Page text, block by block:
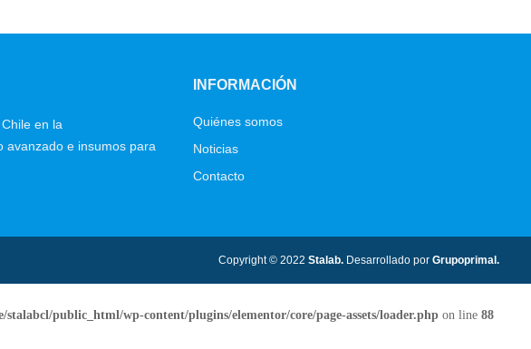
en la
avanzado e insumos para
INFORMACIÓN
Quiénes somos
Noticias
Contacto
Copyright © 2022 Stalab. Desarrollado por Grupoprimal.
stalabcl/public_html/wp-content/plugins/elementor/core/page-assets/loader.php on line 88